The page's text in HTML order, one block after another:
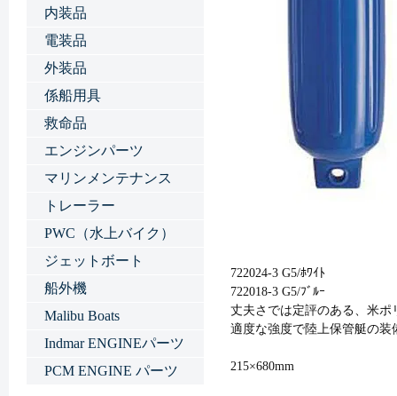
722024-3 G5/ﾎﾜｲﾄ
722018-3 G5/ﾌﾞﾙｰ
丈夫さでは定評のある、米
適度な強度で陸上保管艇の
215×680mm
内装品
電装品
外装品
係船用具
救命品
エンジンパーツ
マリンメンテナンス
トレーラー
PWC（水上バイク）
ジェットボート
船外機
Malibu Boats
Indmar ENGINEパーツ
PCM ENGINE パーツ